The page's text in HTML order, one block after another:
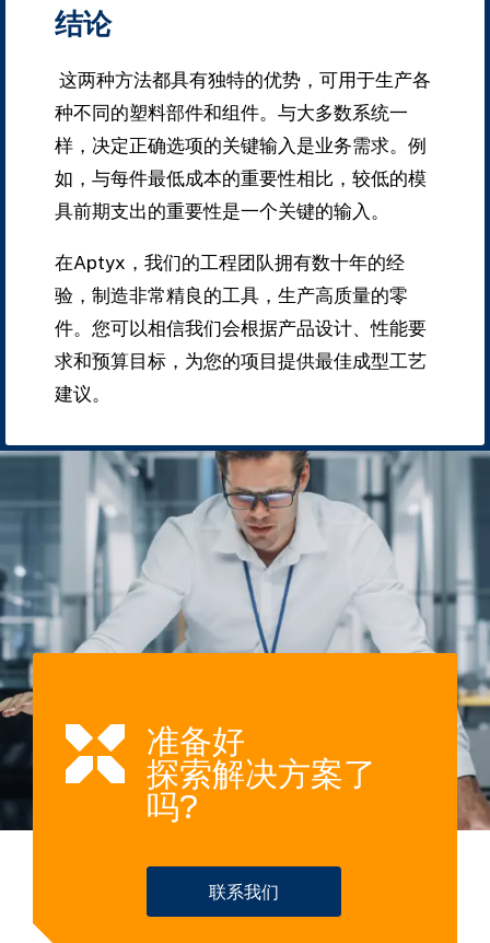
结论
这两种方法都具有独特的优势，可用于生产各
种不同的塑料部件和组件。与大多数系统一
样，决定正确选项的关键输入是业务需求。例
如，与每件最低成本的重要性相比，较低的模
具前期支出的重要性是一个关键的输入。
在Aptyx，我们的工程团队拥有数十年的经
验，制造非常精良的工具，生产高质量的零
件。您可以相信我们会根据产品设计、性能要
求和预算目标，为您的项目提供最佳成型工艺
建议。
准备好
探索解决方案了
吗?
联系我们